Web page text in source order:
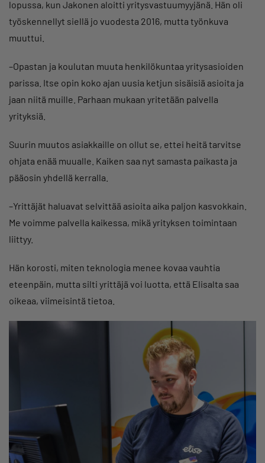
lopussa, kun Jakonen aloitti yritysvastuumyyjänä. Hän oli
työskennellyt siellä jo vuodesta 2016, mutta työnkuva
muuttui.
–Opastan ja koulutan muuta henkilökuntaa yritysasioiden
parissa. Itse opin koko ajan uusia ketjun sisäisiä asioita ja
jaan niitä muille. Parhaan mukaan yritetään palvella
yrityksiä.
Suurin muutos asiakkaille on ollut se, ettei heitä tarvitse
ohjata enää muualle. Kaiken saa nyt samasta paikasta ja
pääosin yhdellä kerralla.
–Yrittäjät haluavat selvittää asioita aika paljon kasvokkain.
Me voimme palvella kaikessa, mikä yrityksen toimintaan
liittyy.
Hän korosti, miten teknologia menee kovaa vauhtia
eteenpäin, mutta silti yrittäjä voi luotta, että Elisalta saa
oikeaa, viimeisintä tietoa.